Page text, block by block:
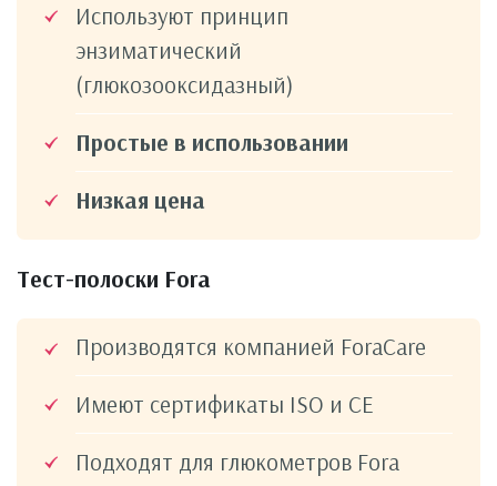
Используют принцип
энзиматический
(глюкозооксидазный)
Простые в использовании
Низкая цена
Тест-полоски Fora
Производятся компанией ForaCare
Имеют сертификаты ISO и СE
Подходят для глюкометров Fora